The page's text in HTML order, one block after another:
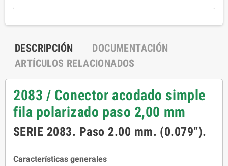
DESCRIPCIÓN
DOCUMENTACIÓN
ARTÍCULOS RELACIONADOS
2083 / Conector acodado simple
fila polarizado paso 2,00 mm
SERIE 2083. Paso 2.00 mm. (0.079”).
Características generales